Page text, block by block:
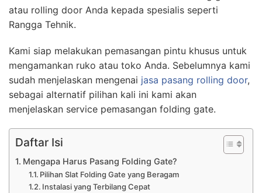
atau rolling door Anda kepada spesialis seperti
Rangga Tehnik.
Kami siap melakukan pemasangan pintu khusus untuk
mengamankan ruko atau toko Anda. Sebelumnya kami
sudah menjelaskan mengenai jasa pasang rolling door,
sebagai alternatif pilihan kali ini kami akan
menjelaskan service pemasangan folding gate.
Daftar Isi
Mengapa Harus Pasang Folding Gate?
Pilihan Slat Folding Gate yang Beragam
Instalasi yang Terbilang Cepat